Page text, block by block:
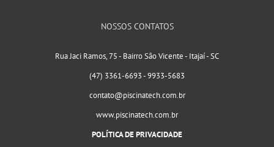
NOSSOS CONTATOS
Rua Jaci Ramos, 75 - Bairro São Vicente - Itajaí - SC
(47) 3361-6693 - 9933-5683
contato@piscinatech.com.br
www.piscinatech.com.br
POLÍTICA DE PRIVACIDADE